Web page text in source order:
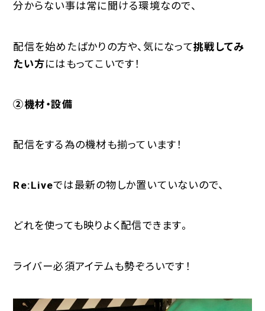
分からない事は常に聞ける環境なので、
配信を始めたばかりの方や、気になって挑戦してみ
たい方にはもってこいです！
②機材・設備
配信をする為の機材も揃っています！
Re:Liveでは最新の物しか置いていないので、
どれを使っても映りよく配信できます。
ライバー必須アイテムも勢ぞろいです！